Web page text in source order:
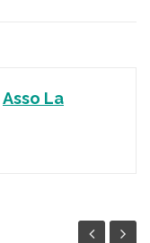
Asso La